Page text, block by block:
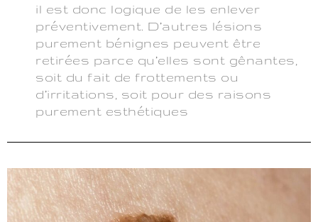
il est donc logique de les enlever
préventivement. D’autres lésions
purement bénignes peuvent être
retirées parce qu’elles sont gênantes,
soit du fait de frottements ou
d’irritations, soit pour des raisons
purement esthétiques